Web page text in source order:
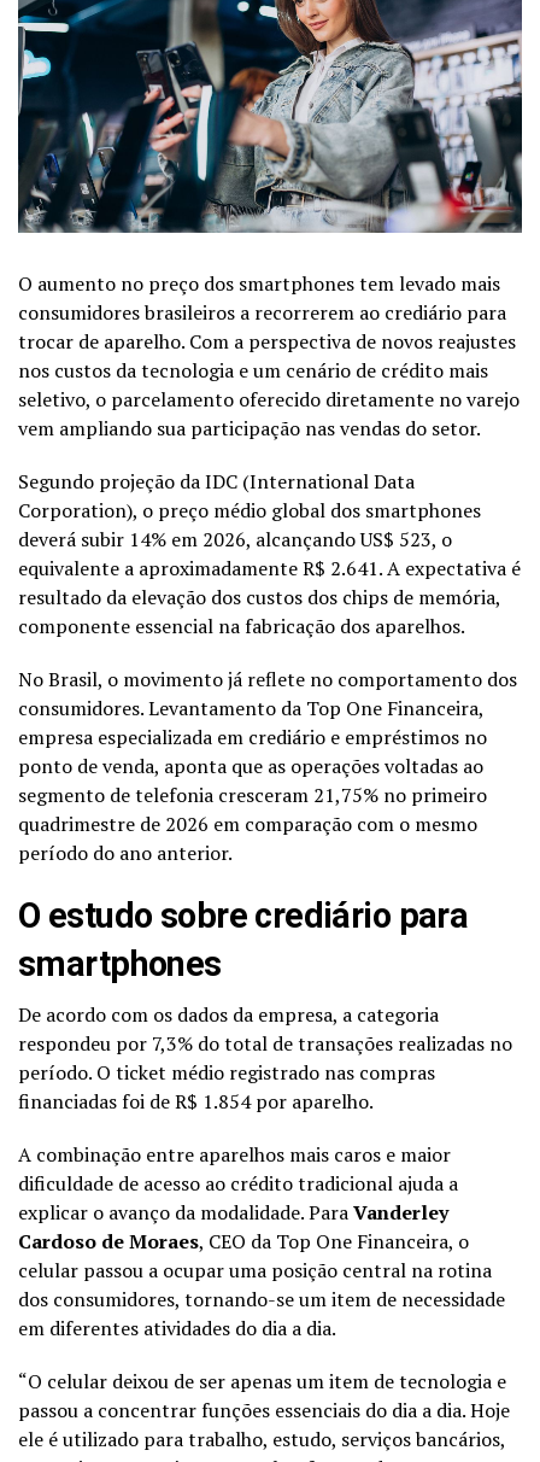
O aumento no preço dos smartphonestem levado mais
consumidores brasileiros a recorrerem ao crediário para
trocar de aparelho. Com a perspectiva de novos reajustes
nos custos da tecnologia e um cenário de crédito mais
seletivo, o parcelamento oferecido diretamente no varejo
vem ampliando sua participação nas vendas do setor.
Segundo projeção da IDC (International Data
Corporation), o preço médio global dos smartphones
deverá subir 14% em 2026, alcançando US$ 523, o
equivalente a aproximadamente R$ 2.641. A expectativa é
resultado da elevação dos custos dos chips de memória,
componente essencial na fabricação dos aparelhos.
No Brasil, o movimento já reflete no comportamento dos
consumidores. Levantamento da Top One Financeira,
empresa especializada em crediário e empréstimos no
ponto de venda, aponta que as operações voltadas ao
segmento de telefonia cresceram 21,75% no primeiro
quadrimestre de 2026 em comparação com o mesmo
período do ano anterior.
O estudo sobre crediário para
smartphones
De acordo com os dados da empresa, a categoria
respondeu por 7,3% do total de transações realizadas no
período. O ticket médio registrado nas compras
financiadas foi de R$ 1.854 por aparelho.
A combinação entre aparelhos mais caros e maior
dificuldade de acesso ao crédito tradicional ajuda a
explicar o avanço da modalidade. ParaVanderley
Cardoso de Moraes, CEO da Top One Financeira, o
celular passou a ocupar uma posição central na rotina
dos consumidores, tornando-se um item de necessidade
em diferentes atividades do dia a dia.
“O celular deixou de ser apenas um item de tecnologia e
passou a concentrar funções essenciais do dia a dia. Hoje
ele é utilizado para trabalho, estudo, serviços bancários,